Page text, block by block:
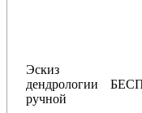
Эскиз
дендрологии
ручной